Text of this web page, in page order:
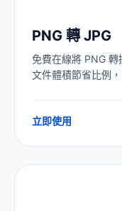
PNG 轉 JPG
免費在線將 PNG
文件體積節省比例
立即使用